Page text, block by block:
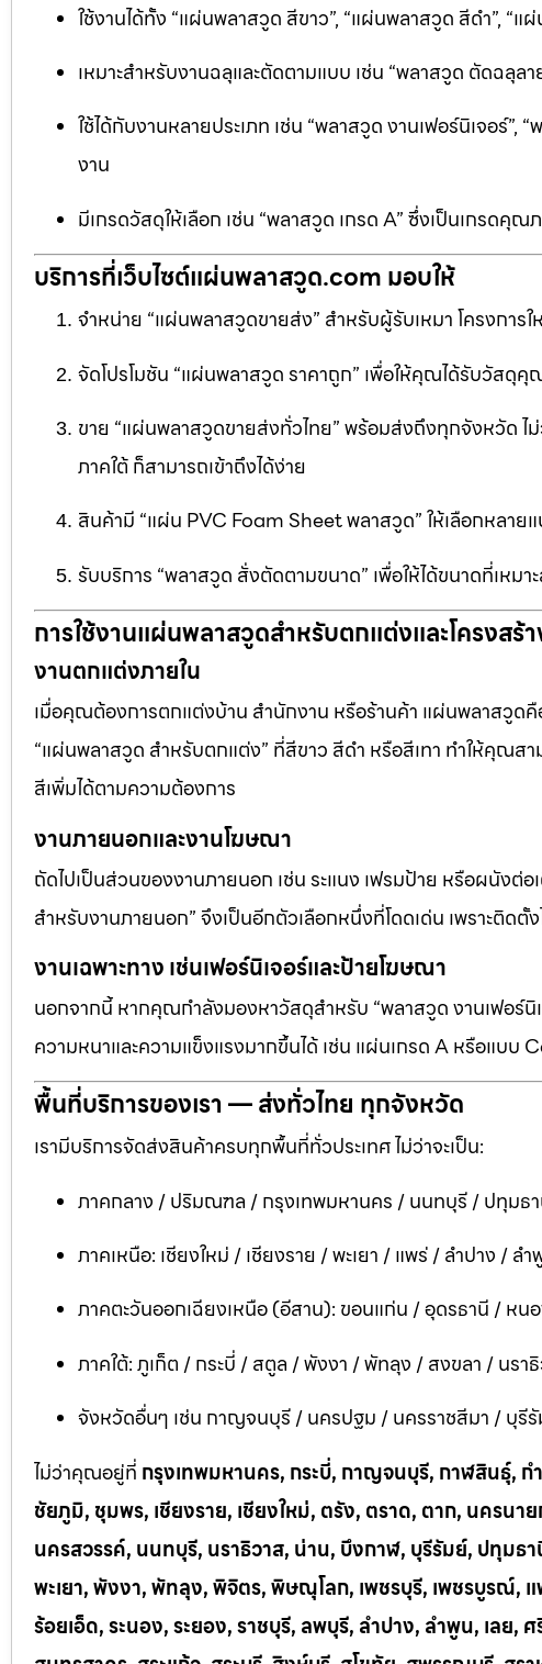
ใช้งานได้ทั้ง “แผ่นพลาสวูด สีขาว”, “แผ่นพลาสวูด สีดำ”, “
เหมาะสำหรับงานฉลุและตัดตามแบบ เช่น “พลาสวูด ตัดฉลุล
ใช้ได้กับงานหลายประเภท เช่น “พลาสวูด งานเฟอร์นิเจอร์
งาน
มีเกรดวัสดุให้เลือก เช่น “พลาสวูด เกรด A” ซึ่งเป็นเกรด
บริการที่เว็บไซต์แผ่นพลาสวูด.com มอบให้
จำหน่าย “แผ่นพลาสวูดขายส่ง” สำหรับผู้รับเหมา โครงกา
จัดโปรโมชัน “แผ่นพลาสวูด ราคาถูก” เพื่อให้คุณได้รับวัสดุ
ขาย “แผ่นพลาสวูดขายส่งทั่วไทย” พร้อมส่งถึงทุกจังหวัด
ภาคใต้ ก็สามารถเข้าถึงได้ง่าย
สินค้ามี “แผ่น PVC Foam Sheet พลาสวูด” ให้เลือกหลา
รับบริการ “พลาสวูด สั่งตัดตามขนาด” เพื่อให้ได้ขนาดที่เหมา
การใช้งานแผ่นพลาสวูดสำหรับตกแต่งและโครงสร้
งานตกแต่งภายใน
เมื่อคุณต้องการตกแต่งบ้าน สำนักงาน หรือร้านค้า แผ่นพลาสวูดคื
“แผ่นพลาสวูด สำหรับตกแต่ง” ที่สีขาว สีดำ หรือสีเทา ทำให้คุณส
สีเพิ่มได้ตามความต้องการ
งานภายนอกและงานโฆษณา
ถัดไปเป็นส่วนของงานภายนอก เช่น ระแนง เฟรมป้าย หรือผนัง
สำหรับงานภายนอก” จึงเป็นอีกตัวเลือกหนึ่งที่โดดเด่น เพราะติดตั้
งานเฉพาะทาง เช่นเฟอร์นิเจอร์และป้ายโฆษณา
นอกจากนี้ หากคุณกำลังมองหาวัสดุสำหรับ “พลาสวูด งานเฟอร์นิ
ความหนาและความแข็งแรงมากขึ้นได้ เช่น แผ่นเกรด A หรือแบบ
พื้นที่บริการของเรา — ส่งทั่วไทย ทุกจังหวัด
เรามีบริการจัดส่งสินค้าครบทุกพื้นที่ทั่วประเทศ ไม่ว่าจะเป็น:
ภาคกลาง / ปริมณฑล / กรุงเทพมหานคร / นนทบุรี / ปทุมธ
ภาคเหนือ: เชียงใหม่ / เชียงราย / พะเยา / แพร่ / ลำปาง / ล
ภาคตะวันออกเฉียงเหนือ (อีสาน): ขอนแก่น / อุดรธานี / ห
ภาคใต้: ภูเก็ต / กระบี่ / สตูล / พังงา / พัทลุง / สงขลา / นรา
จังหวัดอื่นๆ เช่น กาญจนบุรี / นครปฐม / นครราชสีมา / บุรี
ไม่ว่าคุณอยู่ที่ กรุงเทพมหานคร, กระบี่, กาญจนบุรี, กาฬสินธุ์, ก
ชัยภูมิ, ชุมพร, เชียงราย, เชียงใหม่, ตรัง, ตราด, ตาก, นครน
นครสวรรค์, นนทบุรี, นราธิวาส, น่าน, บึงกาฬ, บุรีรัมย์, ปทุมธ
พะเยา, พังงา, พัทลุง, พิจิตร, พิษณุโลก, เพชรบุรี, เพชรบูรณ์,
ร้อยเอ็ด, ระนอง, ระยอง, ราชบุรี, ลพบุรี, ลำปาง, ลำพูน, เลย